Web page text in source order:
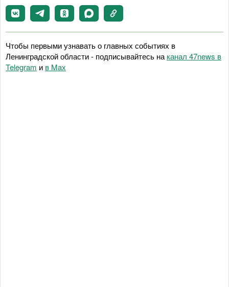
Чтобы первыми узнавать о главных событиях в
Ленинградской области - подписывайтесь на канал 47news в
Telegram и в Maх